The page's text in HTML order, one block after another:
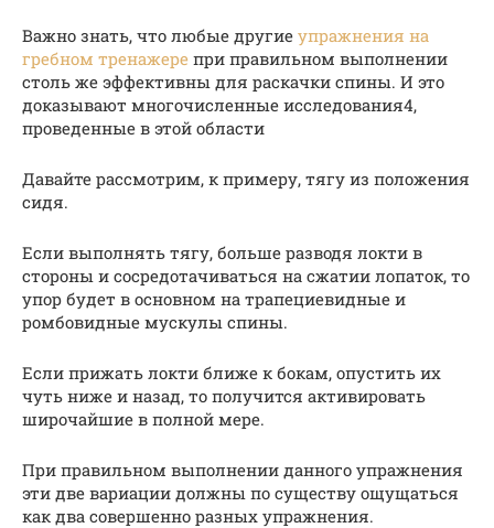
Важно знать, что любые другие упражнения на
гребном тренажере при правильном выполнении
столь же эффективны для раскачки спины. И это
доказывают многочисленные исследования4,
проведенные в этой области
Давайте рассмотрим, к примеру, тягу из положения
сидя.
Если выполнять тягу, больше разводя локти в
стороны и сосредотачиваться на сжатии лопаток, то
упор будет в основном на трапециевидные и
ромбовидные мускулы спины.
Если прижать локти ближе к бокам, опустить их
чуть ниже и назад, то получится активировать
широчайшие в полной мере.
При правильном выполнении данного упражнения
эти две вариации должны по существу ощущаться
как два совершенно разных упражнения.